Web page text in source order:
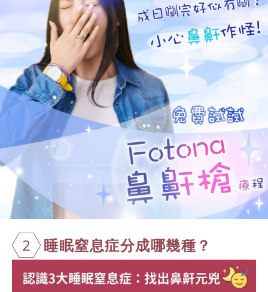
2 睡眠窒息症分成哪幾種？